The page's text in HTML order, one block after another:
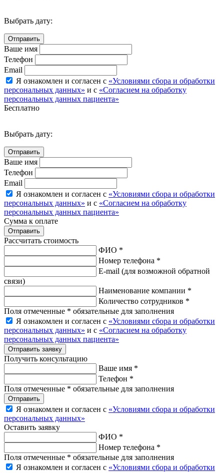
Выбрать дату:
Ваше имя
Телефон
Email
Я ознакомлен и согласен с «Условиями сбора и обработки
персональных данных» и с «Согласием на обработку
персональных данных пациента»
Бесплатно
Выбрать дату:
Ваше имя
Телефон
Email
Я ознакомлен и согласен с «Условиями сбора и обработки
персональных данных» и с «Согласием на обработку
персональных данных пациента»
Сумма к оплате
Рассчитать стоимость
ФИО *
Номер телефона *
E-mail (для возможной обратной
связи)
Наименование компании *
Количество сотрудников *
Поля отмеченные * обязательные для заполнения
Я ознакомлен и согласен с «Условиями сбора и обработки
персональных данных» и с «Согласием на обработку
персональных данных пациента»
Отправить заявку
Получить консультацию
Ваше имя *
Телефон *
Поля отмеченные * обязательные для заполнения
Отправить
Я ознакомлен и согласен с «Условиями сбора и обработки
персональных данных»
Оставить заявку
ФИО *
Номер телефона *
Поля отмеченные * обязательные для заполнения
Я ознакомлен и согласен с «Условиями сбора и обработки